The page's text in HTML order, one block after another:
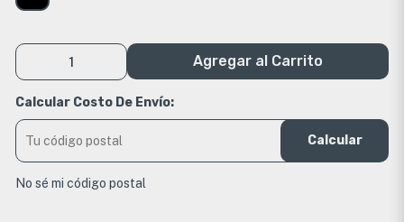
Agregar al Carrito
Calcular Costo De Envío:
Calcular
No sé mi código postal